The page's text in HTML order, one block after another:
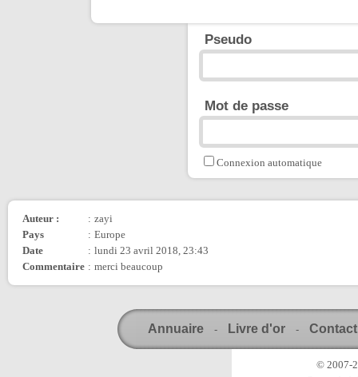
Pseudo
Mot de passe
Connexion automatique
Auteur : : zayi
Pays
: Europe
Date
: lundi 23 avril 2018, 23:43
Commentaire : merci beaucoup
Annuaire - Livre d'or - Contact
© 2007-